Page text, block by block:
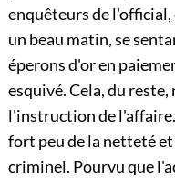
enquêteurs de
un beau matin, se
éperons d'or en
esquivé. Cela, du
l'instruction de
fort peu de la netteté
criminel. Pourvu que